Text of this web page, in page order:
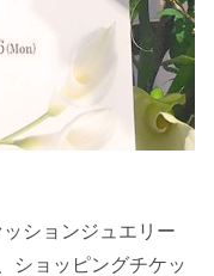
ションジュエリー
ショッピングチケッ